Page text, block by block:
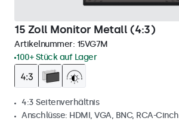
15 Zoll Monitor Metall (4:3)
Artikelnummer: 15VG7M
100+ Stück auf Lager
4:3 Seitenverhältnis
Anschlüsse: HDMI, VGA, BNC, RCA-Cinch